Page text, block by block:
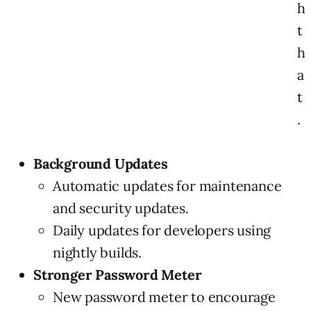
h
t
h
a
t
.
Background Updates
Automatic updates for maintenance
and security updates.
Daily updates for developers using
nightly builds.
Stronger Password Meter
New password meter to encourage